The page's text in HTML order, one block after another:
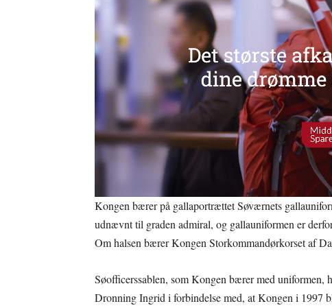
Kongen bærer på gallaportrættet Søværnets
udnævnt til graden admiral, og gallauniformen er
Om halsen bærer Kongen Storkommandørkorset af
Søofficerssablen, som Kongen bærer med
Dronning Ingrid i forbindelse med, at Kongen i 1997